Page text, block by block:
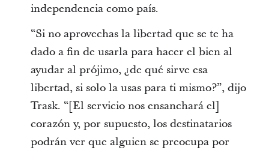
independencia como país.
“Si no aprovechas la libertad que se te ha
dado a fin de usarla para hacer el bien al
ayudar al prójimo, ¿de qué sirve esa
libertad, si solo la usas para ti mismo?”, dijo
Trask. “[El servicio nos ensanchará el]
corazón y, por supuesto, los destinatarios
podrán ver que alguien se preocupa por